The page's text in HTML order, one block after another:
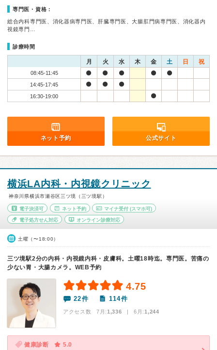
専門医・資格：
総合内科専門医、消化器病専門医、肝臓専門医、大腸肛門病専門医、消化器内
視鏡専門…
診療時間
月 火 水 木 金 土 日 祝
08:45-11:45
14:45-17:45
16:30-19:00
ネット予約 公式サイト
横浜LA内科・内視鏡クリニック
神奈川県横浜市瀬谷区三ツ境（三ツ境駅）
電子決済可 ネット予約 マイナ受付 (スマホ可)
電子処方せん対応 オンライン診療対応
土曜（〜18:00）
三ツ境駅2分の内科・内視鏡内科・皮膚科。土曜18時迄。専門医。苦痛の
少ない胃・大腸カメラ。WEB予約
4.75
22件 114件
アクセス数 7月:1,336 | 6月:1,244
健康診断 5.0